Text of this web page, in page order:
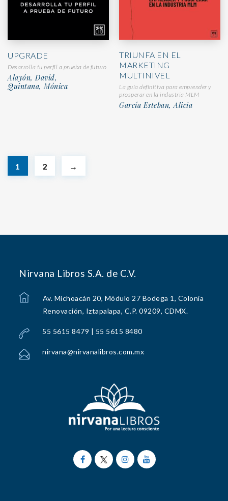
UPGRADE
Desarrolla tu perfil a prueba de futuro
Alayón, David,
Quintana, Mónica
TRIUNFA EN EL
MARKETING
MULTINIVEL
La guía definitiva para emprender y
prosperar en la industria MLM
García Esteban, Alicia
1 2 →
Nirvana Libros S.A. de C.V.
Av. Michoacán 20, Módulo 27 Bodega 1, Colonia
Renovación, Iztapalapa, C.P. 09209, CDMX.
55 5615 8479 | 55 5615 8480
nirvana@nirvanalibros.com.mx